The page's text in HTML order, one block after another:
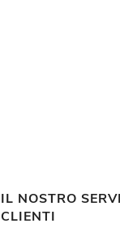
IL NOSTRO
CLIENTI